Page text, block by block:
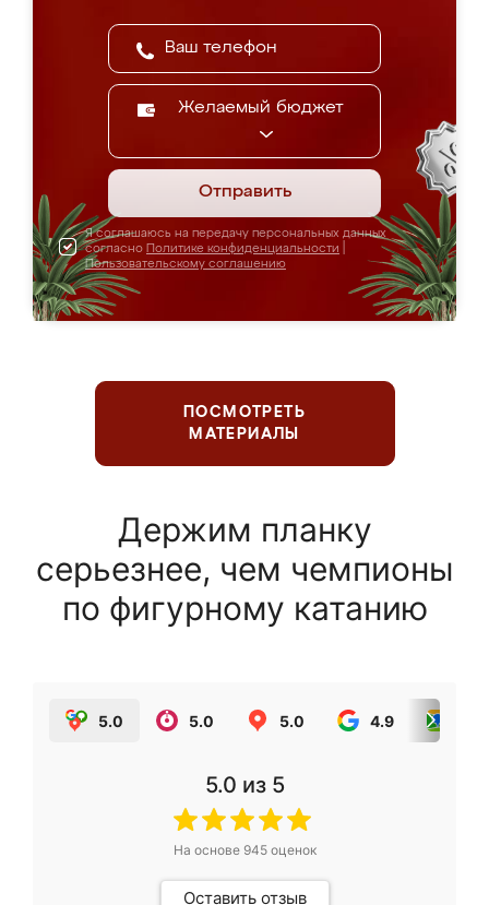
Желаемый бюджет
Отправить
Я соглашаюсь на передачу персональных данных
согласно Политике конфиденциальности
Пользовательскому соглашению
ПОСМОТРЕТЬ
МАТЕРИАЛЫ
Держим планку
серьезнее, чем чемпионы
по фигурному катанию
5.0 5.0 5.0 4.9
5.0 из 5
На основе 945оценок
Оставить отзыв